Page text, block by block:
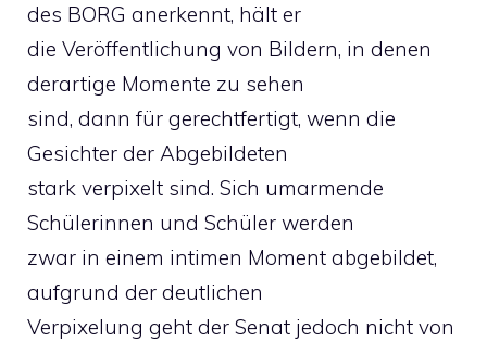
des BORG anerkennt, hält er
die Veröffentlichung von Bildern, in denen
derartige Momente zu sehen
sind, dann für gerechtfertigt, wenn die
Gesichter der Abgebildeten
stark verpixelt sind. Sich umarmende
Schülerinnen und Schüler werden
zwar in einem intimen Moment abgebildet,
aufgrund der deutlichen
Verpixelung geht der Senat jedoch nicht von